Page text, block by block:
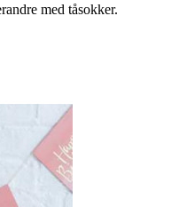
med tåsokker.